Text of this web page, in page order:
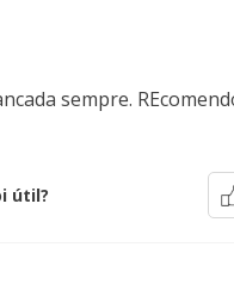
sempre.
útil?